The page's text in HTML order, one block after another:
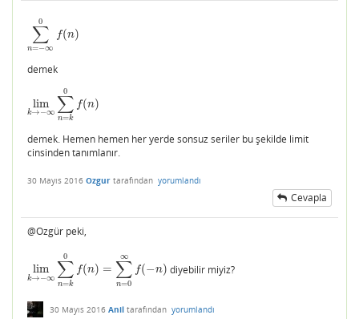
∑
n=−∞
0
f(n)
∑n= − 0f(n)
demek
lim
k→−∞ ∑
n=k
0
f(n)
limk→ −∞ ∑ n=k0f
demek. Hemen hemen her yerde sonsuz seriler bu şekilde limit
cinsinden tanımlanır.
30 Mayıs 2016 Ozgur tarafından yorumlandı
Cevapla
@Ozgür peki,
lim
k→−∞ ∑
n=k
0
f(n) = ∑
n=0
∞
f(−n)
limk→ −∞ ∑ n=k0f n)= ∑n = 0∞f(−n) diyebilir miyiz?
30 Mayıs 2016 Anil tarafından yorumlandı